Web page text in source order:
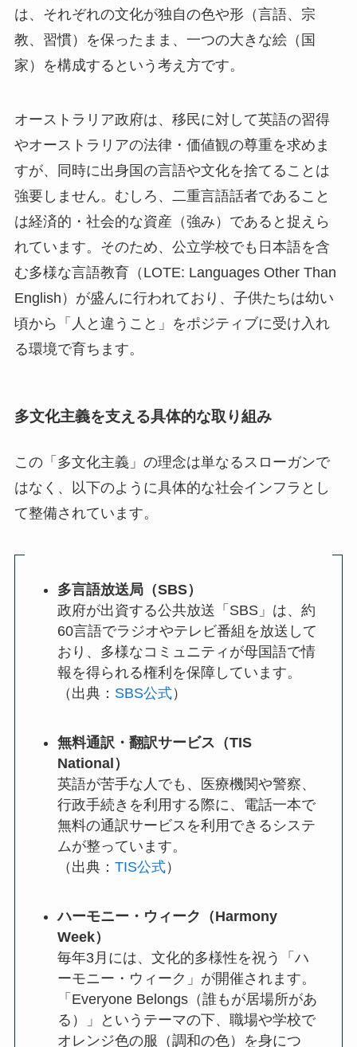
は、それぞれの文化が独自の色や形（言語、宗
教、習慣）を保ったまま、一つの大きな絵（国
家）を構成するという考え方です。
オーストラリア政府は、移民に対して英語の習得
やオーストラリアの法律・価値観の尊重を求めま
すが、同時に出身国の言語や文化を捨てることは
強要しません。むしろ、二重言語話者であること
は経済的・社会的な資産（強み）であると捉えら
れています。そのため、公立学校でも日本語を含
む多様な言語教育（LOTE: Languages Other Than
English）が盛んに行われており、子供たちは幼い
頃から「人と違うこと」をポジティブに受け入れ
る環境で育ちます。
多文化主義を支える具体的な取り組み
この「多文化主義」の理念は単なるスローガンで
はなく、以下のように具体的な社会インフラとし
て整備されています。
多言語放送局（SBS）
政府が出資する公共放送「SBS」は、約
60言語でラジオやテレビ番組を放送して
おり、多様なコミュニティが母国語で情
報を得られる権利を保障しています。
（出典： SBS公式）
無料通訳・翻訳サービス（TIS
National）
英語が苦手な人でも、医療機関や警察、
行政手続きを利用する際に、電話一本で
無料の通訳サービスを利用できるシステ
ムが整っています。
（出典： TIS公式）
ハーモニー・ウィーク（Harmony
Week）
毎年3月には、文化的多様性を祝う「ハ
ーモニー・ウィーク」が開催されます。
「Everyone Belongs（誰もが居場所があ
る）」というテーマの下、職場や学校で
オレンジ色の服（調和の色）を身につ